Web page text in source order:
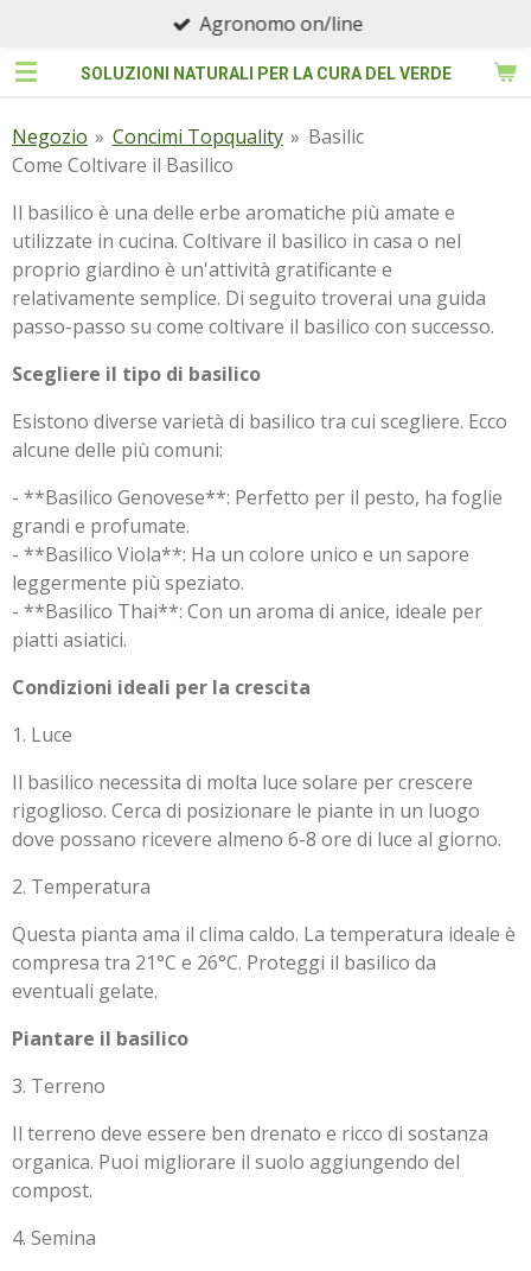
contenutoSOLUZIONI NATURALI PER LA CURA DEL VERDE
Agronomo on/line
Negozio » Concimi Topquality » Basilic
Come Coltivare il Basilico
Il basilico è una delle erbe aromatiche più amate e
utilizzate in cucina. Coltivare il basilico in casa o nel
proprio giardino è un'attività gratificante e
relativamente semplice. Di seguito troverai una guida
passo-passo su come coltivare il basilico con successo.
Scegliere il tipo di basilico
Esistono diverse varietà di basilico tra cui scegliere. Ecco
alcune delle più comuni:
- **Basilico Genovese**: Perfetto per il pesto, ha foglie
grandi e profumate.
- **Basilico Viola**: Ha un colore unico e un sapore
leggermente più speziato.
- **Basilico Thai**: Con un aroma di anice, ideale per
piatti asiatici.
Condizioni ideali per la crescita
1. Luce
Il basilico necessita di molta luce solare per crescere
rigoglioso. Cerca di posizionare le piante in un luogo
dove possano ricevere almeno 6-8 ore di luce al giorno.
2. Temperatura
Questa pianta ama il clima caldo. La temperatura ideale è
compresa tra 21°C e 26°C. Proteggi il basilico da
eventuali gelate.
Piantare il basilico
3. Terreno
Il terreno deve essere ben drenato e ricco di sostanza
organica. Puoi migliorare il suolo aggiungendo del
compost.
4. Semina